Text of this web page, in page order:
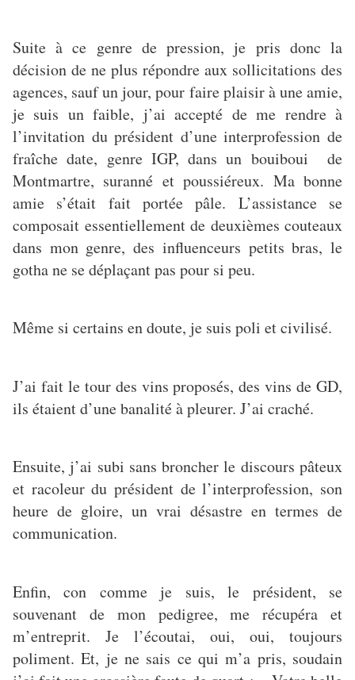
Suite à ce genre de pression, je pris donc la
décision de ne plus répondre aux sollicitations des
agences, sauf un jour, pour faire plaisir à une amie,
je suis un faible, j’ai accepté de me rendre à
l’invitation du président d’une interprofession de
fraîche date, genre IGP, dans un bouiboui de
Montmartre, suranné et poussiéreux. Ma bonne
amie s’était fait portée pâle. L’assistance se
composait essentiellement de deuxièmes couteaux
dans mon genre, des influenceurs petits bras, le
gotha ne se déplaçant pas pour si peu.
Même si certains en doute, je suis poli et civilisé.
J’ai fait le tour des vins proposés, des vins de GD,
ils étaient d’une banalité à pleurer. J’ai craché.
Ensuite, j’ai subi sans broncher le discours pâteux
et racoleur du président de l’interprofession, son
heure de gloire, un vrai désastre en termes de
communication.
Enfin, con comme je suis, le président, se
souvenant de mon pedigree, me récupéra et
m’entreprit. Je l’écoutai, oui, oui, toujours
poliment. Et, je ne sais ce qui m’a pris, soudain